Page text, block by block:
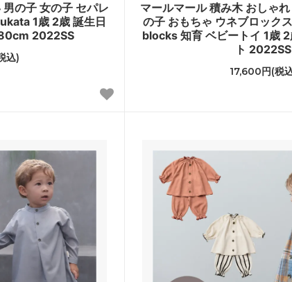
の子 女の子 セパレ
1歳 2歳 誕生日
2022SS
込)
マールマール 積み木 おしゃ
の子 おもちゃ ウネブロック
blocks 知育 ベビートイ 1歳
ト 2022SS
17,600円(税